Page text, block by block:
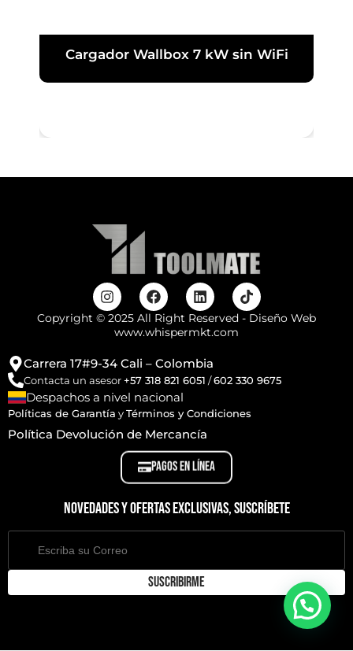
Cargador Wallbox 7 kW sin WiFi
Copyright © 2025 All Right Reserved - Diseño Web
www.whispermkt.com
Carrera 17#9-34 Cali – Colombia
Contacta un asesor+57 318 821 6051 /602 330 9675
Despachos a nivel nacional
Políticas de Garantía yTérminos y Condiciones
Política Devolución de Mercancía
PAGOS EN LÍNEA
Novedades y ofertas exclusivas, suscríbete